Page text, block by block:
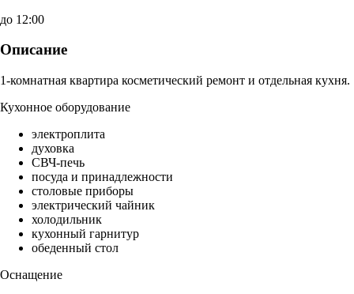
до 12:00
Описание
1-комнатная квартира косметический ремонт и отдельная кухня.
Кухонное оборудование
электроплита
духовка
СВЧ-печь
посуда и принадлежности
столовые приборы
электрический чайник
холодильник
кухонный гарнитур
обеденный стол
Оснащение